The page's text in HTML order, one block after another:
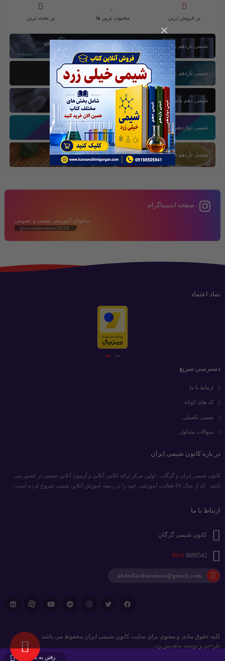
×
پر فروش ترین محبوب ترین ها پر بحث ترین
شیمی یازدهم بخش اول
شیمی یازدهم بخش سوم
شیمی دهم بخش اول
شیمی دوازدهم بخش سوم
شیمی یازدهم فصل دوم
صفحه اینستاگرام
محتوای آموزشی شیمی و عمومی
@ostadmomeni2020
نماد اعتماد
دسترسی سریع
ارتباط با ما
کد های کوتاه
شیمی تکمیلی
سوالات متداول
در باره کانون شیمی ایران
کانون شیمی ایران و گرگان ، اولین مرکز ارائه کلاس آنلاین و آزمون آنلاین شیمی در کشور می
باشد . که از سال 84 فعالیت آموزشی خود را در زمینه آموزش آنلاین شیمی شروع کرده است .
ارتباط با ما
کانون شیمی گرگان
0911 6699542
abdollatifmomeni@gmail.com
کلیه حقوق مادی و معنوی برای سایت کانون شیمی ایران محفوظ می باشد.
طراحی و توسعه ماهدیس وب
رفتن به بالا